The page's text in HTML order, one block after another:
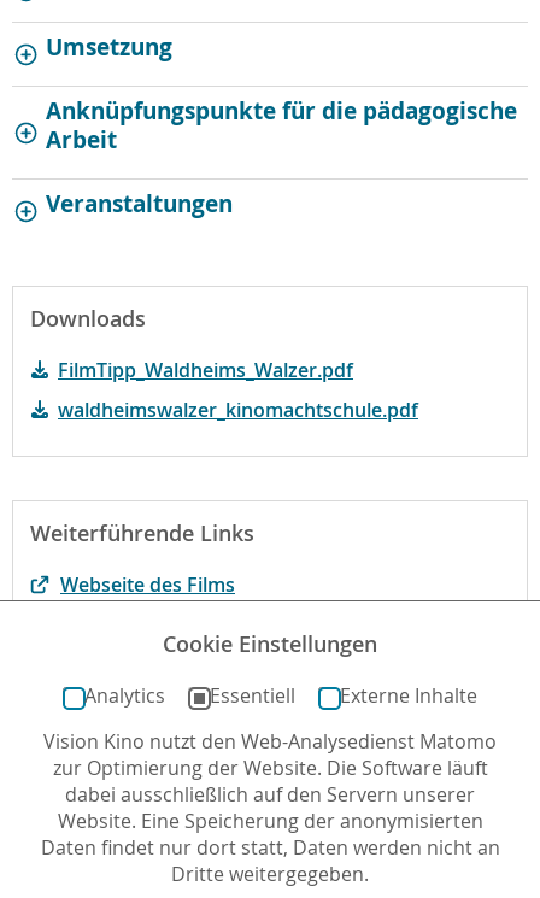
Umsetzung
Anknüpfungspunkte für die pädagogische
Arbeit
Veranstaltungen
Downloads
FilmTipp_Waldheims_Walzer.pdf
waldheimswalzer_kinomachtschule.pdf
Weiterführende Links
Webseite des Films
Allgemeinen
Autor*in: Reinhard Kleber , 24.09.2018 , letzte
Aktualisierung: 27.07.2023
Cookie Einstellungen
Analytics Essentiell
Externe Inhalte
Vision Kino nutzt den Web-Analysedienst Matomo
zur Optimierung der Website. Die Software läuft
dabei ausschließlich auf den Servern unserer
Website. Eine Speicherung der anonymisierten
Daten findet nur dort statt, Daten werden nicht an
Dritte weitergegeben.